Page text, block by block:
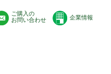
ご購入の
お問い合わせ
企業情報